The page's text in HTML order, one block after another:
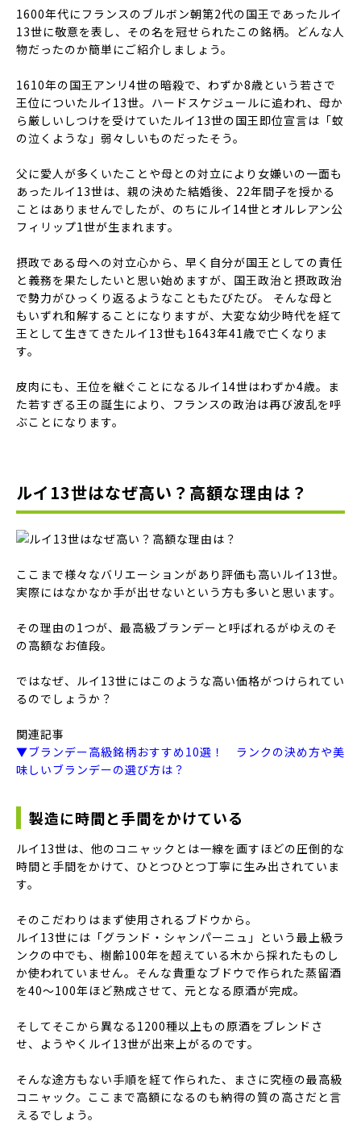
1600年代にフランスのブルボン朝第2代の国王であったルイ
13世に敬意を表し、その名を冠せられたこの銘柄。どんな人
物だったのか簡単にご紹介しましょう。
1610年の国王アンリ4世の暗殺で、わずか8歳という若さで
王位についたルイ13世。ハードスケジュールに追われ、母か
ら厳しいしつけを受けていたルイ13世の国王即位宣言は「蚊
の泣くような」弱々しいものだったそう。
父に愛人が多くいたことや母との対立により女嫌いの一面も
あったルイ13世は、親の決めた結婚後、22年間子を授かる
ことはありませんでしたが、のちにルイ14世とオルレアン公
フィリップ1世が生まれます。
摂政である母への対立心から、早く自分が国王としての責任
と義務を果たしたいと思い始めますが、国王政治と摂政政治
で勢力がひっくり返るようなこともたびたび。 そんな母と
もいずれ和解することになりますが、大変な幼少時代を経て
王として生きてきたルイ13世も1643年41歳で亡くなりま
す。
皮肉にも、王位を継ぐことになるルイ14世はわずか4歳。ま
た若すぎる王の誕生により、フランスの政治は再び波乱を呼
ぶことになります。
ルイ13世はなぜ高い？高額な理由は？
ここまで様々なバリエーションがあり評価も高いルイ13世。
実際にはなかなか手が出せないという方も多いと思います。
その理由の1つが、最高級ブランデーと呼ばれるがゆえのそ
の高額なお値段。
ではなぜ、ルイ13世にはこのような高い価格がつけられてい
るのでしょうか？
関連記事
▼ブランデー高級銘柄おすすめ10選！ ランクの決め方や美
味しいブランデーの選び方は？
製造に時間と手間をかけている
ルイ13世は、他のコニャックとは一線を画すほどの圧倒的な
時間と手間をかけて、ひとつひとつ丁寧に生み出されていま
す。
そのこだわりはまず使用されるブドウから。
ルイ13世には「グランド・シャンパーニュ」という最上級ラ
ンクの中でも、樹齢100年を超えている木から採れたものし
か使われていません。そんな貴重なブドウで作られた蒸留酒
を40〜100年ほど熟成させて、元となる原酒が完成。
そしてそこから異なる1200種以上もの原酒をブレンドさ
せ、ようやくルイ13世が出来上がるのです。
そんな途方もない手順を経て作られた、まさに究極の最高級
コニャック。ここまで高額になるのも納得の質の高さだと言
えるでしょう。